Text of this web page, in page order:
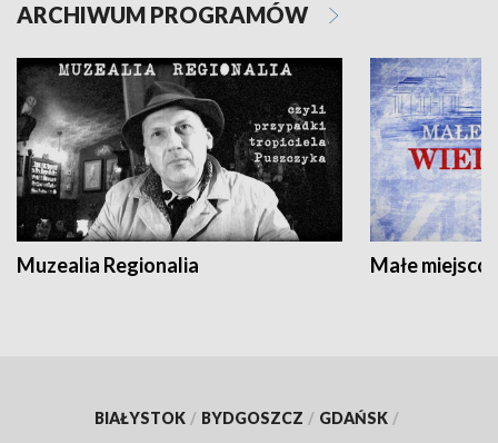
ARCHIWUM PROGRAMÓW
Muzealia Regionalia Małe
BIAŁYSTOK / BYDGOSZCZ / GDAŃSK /